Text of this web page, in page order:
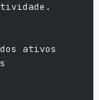
ativos